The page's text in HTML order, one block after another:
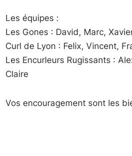
Les équipes :
Les Gones : David, Marc,
Curl de Lyon : Felix, Vincent,
Les Encurleurs Rugissants :
Claire
Vos encouragement sont les